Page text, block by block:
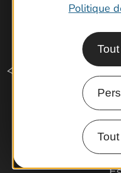
Politique